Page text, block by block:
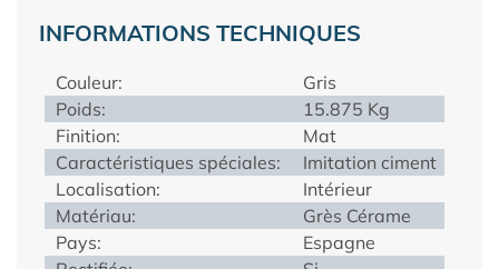
INFORMATIONS TECHNIQUES
Couleur:
Gris
Poids:
15.875 Kg
Finition:
Mat
Caractéristiques spéciales:
Imitation ciment
Localisation:
Intérieur
Matériau:
Grès Cérame
Pays:
Espagne